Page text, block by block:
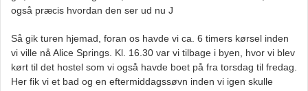
også præcis hvordan den ser ud nu J
Så gik turen hjemad, foran os havde vi ca. 6 timers kørsel inden
vi ville nå Alice Springs. Kl. 16.30 var vi tilbage i byen, hvor vi blev
kørt til det hostel som vi også havde boet på fra torsdag til fredag.
Her fik vi et bad og en eftermiddagssøvn inden vi igen skulle